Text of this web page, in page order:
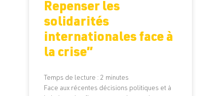
Repenser les
solidarités
internationales face à
la crise”
Temps de lecture : 2 minutes
Face aux récentes décisions politiques et à